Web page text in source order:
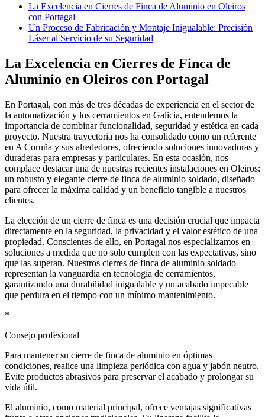
La Excelencia en Cierres de Finca de Aluminio en Oleiros
con Portagal
Un Proceso de Fabricación y Montaje Inigualable: Precisión
Láser al Servicio de su Seguridad
La Excelencia en Cierres de Finca de
Aluminio en Oleiros con Portagal
En Portagal, con más de tres décadas de experiencia en el sector de
la automatización y los cerramientos en Galicia, entendemos la
importancia de combinar funcionalidad, seguridad y estética en cada
proyecto. Nuestra trayectoria nos ha consolidado como un referente
en A Coruña y sus alrededores, ofreciendo soluciones innovadoras y
duraderas para empresas y particulares. En esta ocasión, nos
complace destacar una de nuestras recientes instalaciones en Oleiros:
un robusto y elegante cierre de finca de aluminio soldado, diseñado
para ofrecer la máxima calidad y un beneficio tangible a nuestros
clientes.
La elección de un cierre de finca es una decisión crucial que impacta
directamente en la seguridad, la privacidad y el valor estético de una
propiedad. Conscientes de ello, en Portagal nos especializamos en
soluciones a medida que no solo cumplen con las expectativas, sino
que las superan. Nuestros cierres de finca de aluminio soldado
representan la vanguardia en tecnología de cerramientos,
garantizando una durabilidad inigualable y un acabado impecable
que perdura en el tiempo con un mínimo mantenimiento.
*
Consejo profesional
Para mantener su cierre de finca de aluminio en óptimas
condiciones, realice una limpieza periódica con agua y jabón neutro.
Evite productos abrasivos para preservar el acabado y prolongar su
vida útil.
El aluminio, como material principal, ofrece ventajas significativas